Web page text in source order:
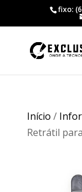
fixo:
Início /
Retrátil